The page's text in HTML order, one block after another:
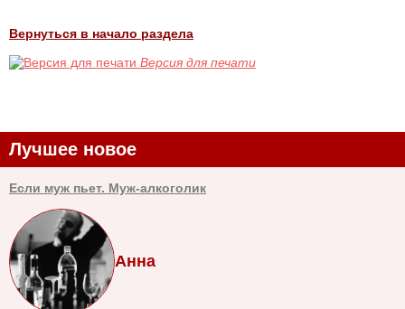
Вернуться в начало раздела
Версия для печати
Лучшее новое
Если муж пьет. Муж-алкоголик
Анна